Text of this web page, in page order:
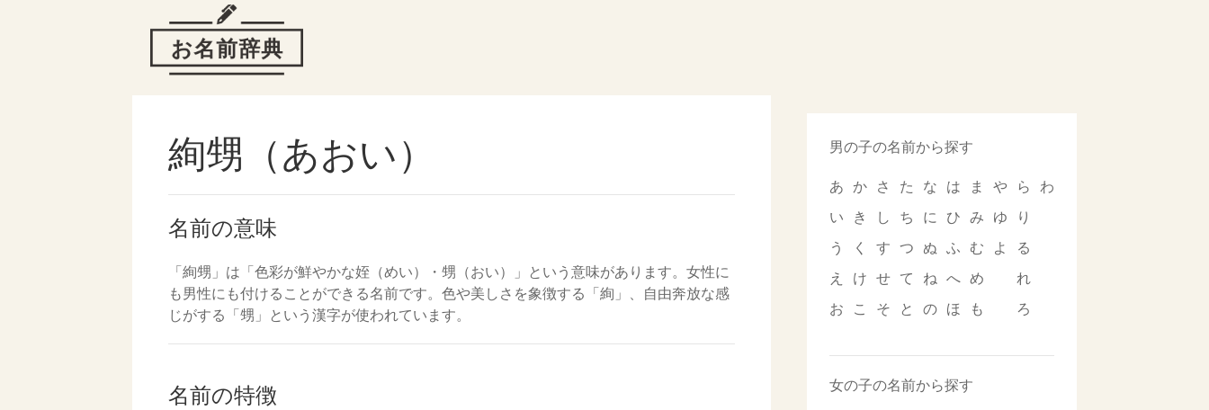
絢甥（あおい）
名前の意味
「絢甥」は「色彩が鮮やかな姪（めい）・甥（おい）」という意味があります。女性に
も男性にも付けることができる名前です。色や美しさを象徴する「絢」、自由奔放な感
じがする「甥」という漢字が使われています。
名前の特徴
男の子の名前から探す
あ
い
う
え
お
か
き
く
け
こ
さ
し
す
せ
そ
た
ち
つ
て
と
な
に
ぬ
ね
の
は
ひ
ふ
へ
ほ
ま
み
む
め
も
や
ゆ
よ
ら
り
る
れ
ろ
わ
女の子の名前から探す